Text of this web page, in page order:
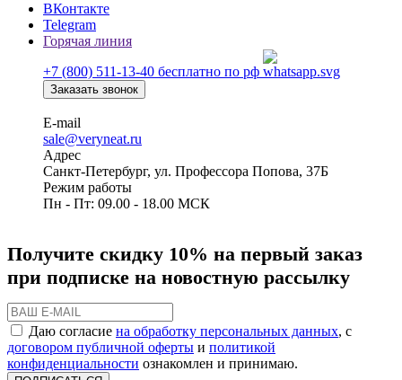
ВКонтакте
Telegram
Горячая линия
+7 (800) 511-13-40 бесплатно по рф
Заказать звонок
E-mail
sale@veryneat.ru
Адрес
Санкт-Петербург, ул. Профессора Попова, 37Б
Режим работы
Пн - Пт: 09.00 - 18.00 МСК
Получите скидку 10% на первый заказ
при подписке на новостную рассылку
Даю согласие на обработку персональных данных, с
договором публичной оферты и политикой
конфиденциальности ознакомлен и принимаю.